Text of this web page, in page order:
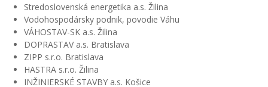
Stredoslovenská energetika a.s. Žilina
Vodohospodársky podnik, povodie Váhu
VÁHOSTAV-SK a.s. Žilina
DOPRASTAV a.s. Bratislava
ZIPP s.r.o. Bratislava
HASTRA s.r.o. Žilina
INŽINIERSKÉ STAVBY a.s. Košice